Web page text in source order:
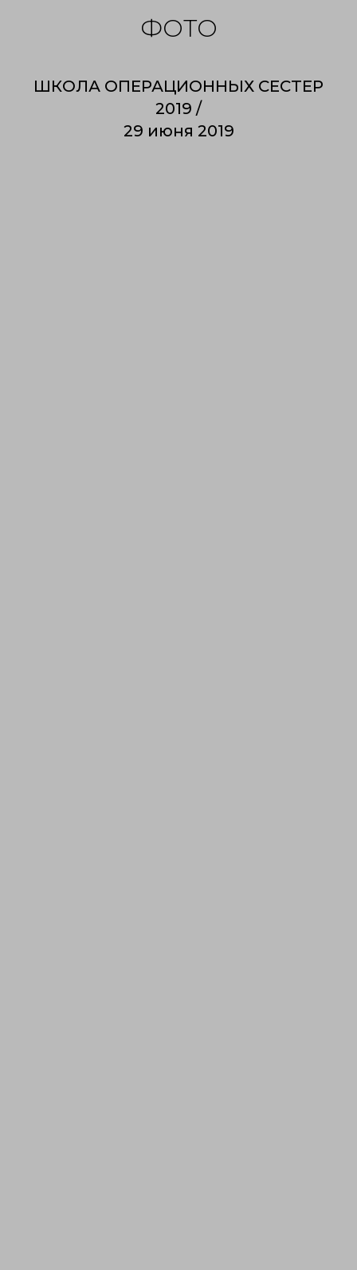
ФОТО
ШКОЛА ОПЕРАЦИОННЫХ СЕСТЕР
2019 /
29 июня 2019